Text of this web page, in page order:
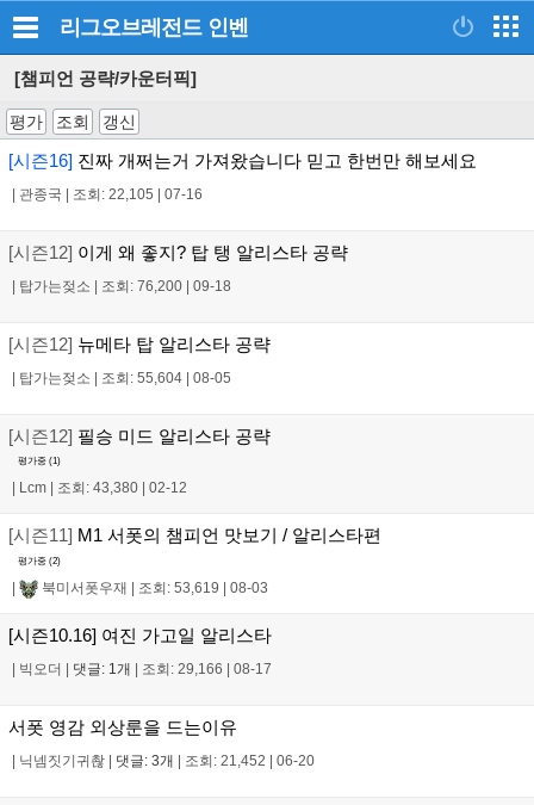
리그오브레전드 인벤
[챔피언 공략/카운터픽]
평가 조회 갱신
[시즌16] 진짜 개쩌는거 가져왔습니다 믿고 한번만 해보세요
관종국 조회: 22,105 07-16
[시즌12] 이게 왜 좋지? 탑 탱 알리스타 공략
탑가는젖소 조회: 76,200 09-18
[시즌12] 뉴메타 탑 알리스타 공략
탑가는젖소 조회: 55,604 08-05
[시즌12] 필승 미드 알리스타 공략
평가중 (1)
Lcm 조회: 43,380 02-12
[시즌11] M1 서폿의 챔피언 맛보기 / 알리스타편
평가중 (2)
| 북미서폿우재 | 조회: 53,619 | 08-03
[시즌10.16] 여진 가고일 알리스타
| 빅오더 | 댓글: 1개 | 조회: 29,166 | 08-17
서폿 영감 외상룬을 드는이유
| 닉넴짓기귀촪 | 댓글: 3개 | 조회: 21,452 | 06-20